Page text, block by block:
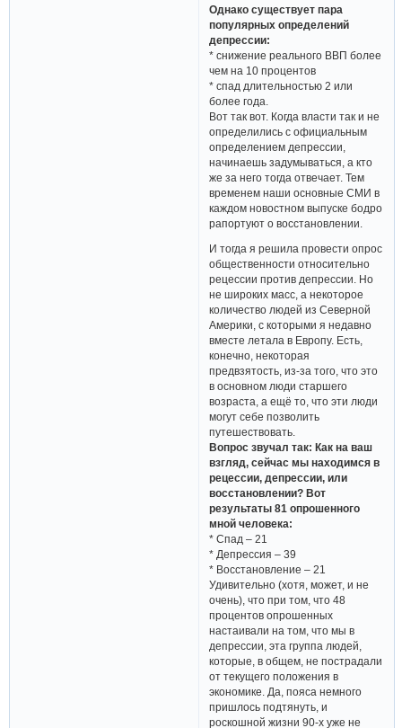
Однако существует пара
популярных определений
депрессии:
* снижение реального ВВП более
чем на 10 процентов
* спад длительностью 2 или
более года.
Вот так вот. Когда власти так и не
определились с официальным
определением депрессии,
начинаешь задумываться, а кто
же за него тогда отвечает. Тем
временем наши основные СМИ в
каждом новостном выпуске бодро
рапортуют о восстановлении.
И тогда я решила провести опрос
общественности относительно
рецессии против депрессии. Но
не широких масс, а некоторое
количество людей из Северной
Америки, с которыми я недавно
вместе летала в Европу. Есть,
конечно, некоторая
предвзятость, из-за того, что это
в основном люди старшего
возраста, а ещё то, что эти люди
могут себе позволить
путешествовать.
Вопрос звучал так: Как на ваш
взгляд, сейчас мы находимся в
рецессии, депрессии, или
восстановлении? Вот
результаты 81 опрошенного
мной человека:
* Спад – 21
* Депрессия – 39
* Восстановление – 21
Удивительно (хотя, может, и не
очень), что при том, что 48
процентов опрошенных
настаивали на том, что мы в
депрессии, эта группа людей,
которые, в общем, не пострадали
от текущего положения в
экономике. Да, пояса немного
пришлось подтянуть, и
роскошной жизни 90-х уже не